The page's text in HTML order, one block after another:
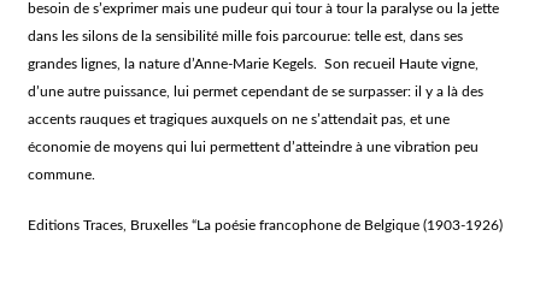
besoin de s’exprimer mais une pudeur qui tour à tour la paralyse ou la jette
dans les silons de la sensibilité mille fois parcourue: telle est, dans ses
grandes lignes, la nature d’Anne-Marie Kegels. Son recueil Haute vigne,
d’une autre puissance, lui permet cependant de se surpasser: il y a là des
accents rauques et tragiques auxquels on ne s’attendait pas, et une
économie de moyens qui lui permettent d’atteindre à une vibration peu
commune.
Editions Traces, Bruxelles “La poésie francophone de Belgique (1903-1926)